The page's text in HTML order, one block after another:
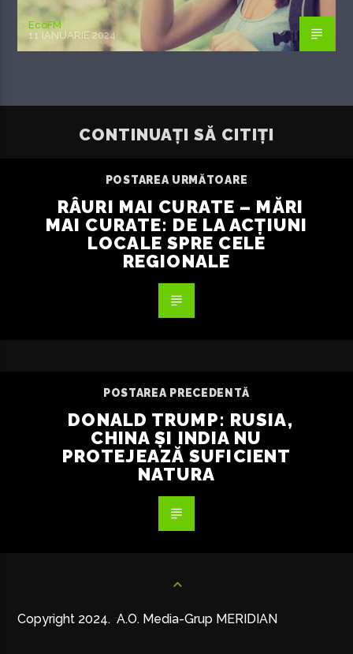
EcoFM
11 IANUARIE 2024
CONTINUAȚI SĂ CITIȚI
POSTAREA URMĂTOARE
RÂURI MAI CURATE – MĂRI
MAI CURATE: DE LA ACȚIUNI
LOCALE SPRE CELE
REGIONALE
POSTAREA PRECEDENTĂ
DONALD TRUMP: RUSIA,
CHINA ȘI INDIA NU
PROTEJEAZĂ SUFICIENT
NATURA
Copyright 2024. A.O. Media-Grup MERIDIAN